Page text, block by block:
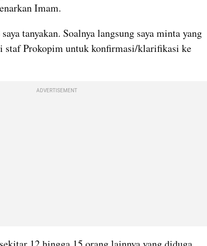
Imam.
tanyakan. Soalnya langsung saya minta yang
staf Prokopim untuk konfirmasi/klarifikasi ke
ADVERTISEMENT